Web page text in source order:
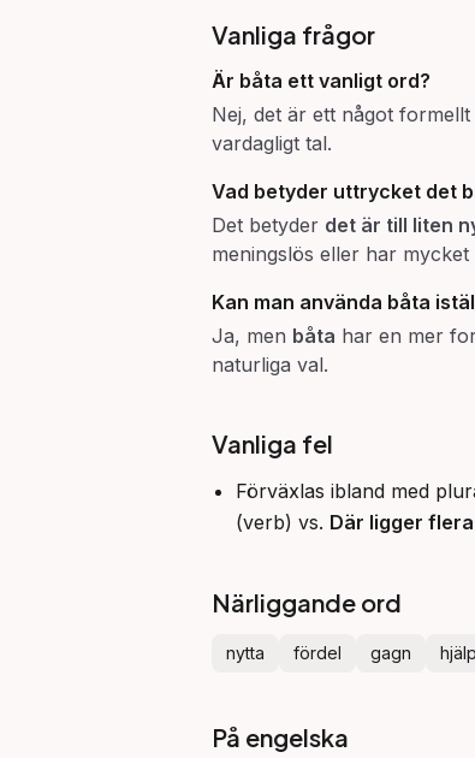
Vanliga frågor
Är båta ett vanligt ord?
Nej, det är ett något
vardagligt tal.
Vad betyder uttrycket det
Det betyder det är till liten
meningslös eller har mycket
Kan man använda båta
Ja, men båta har en mer
naturliga val.
Vanliga fel
Förväxlas ibland med
(verb) vs. Där ligger
Närliggande ord
nytta fördel gagn hjälp
På engelska